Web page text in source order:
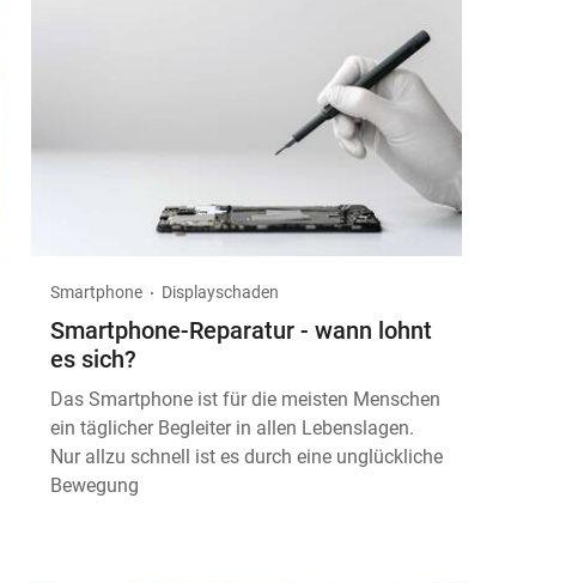
Smartphone Displayschaden
Smartphone-Reparatur - wann lohnt
es sich?
Das Smartphone ist für die meisten Menschen
ein täglicher Begleiter in allen Lebenslagen.
Nur allzu schnell ist es durch eine unglückliche
Bewegung